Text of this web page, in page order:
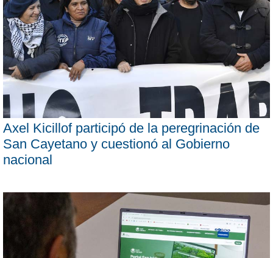
Axel Kicillof participó de la peregrinación de
San Cayetano y cuestionó al Gobierno
nacional